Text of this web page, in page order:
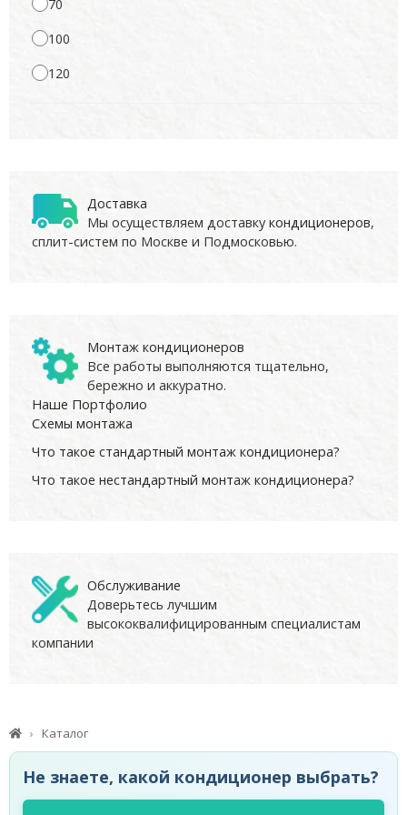
70
100
120
Доставка
Мы осуществляем доставку кондиционеров,
сплит-систем по Москве и Подмосковью.
Монтаж кондиционеров
Все работы выполняются тщательно,
бережно и аккуратно.
Наше Портфолио
Схемы монтажа
Что такое стандартный монтаж кондиционера?
Что такое нестандартный монтаж кондиционера?
Обслуживание
Доверьтесь лучшим
высококвалифицированным специалистам
компании
Каталог
Не знаете, какой кондиционер выбрать?